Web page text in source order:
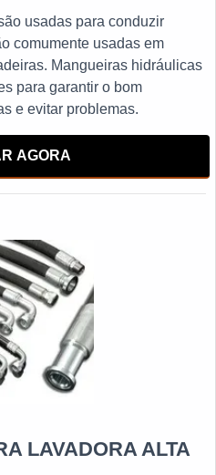
usadas para conduzir
comumente usadas em
Mangueiras hidráulicas
para garantir o bom
e evitar problemas.
AGORA
LAVADORA ALTA